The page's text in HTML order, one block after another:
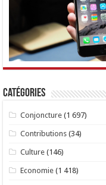
Catégories
Conjoncture (1 697)
Contributions (34)
Culture (146)
Economie (1 418)